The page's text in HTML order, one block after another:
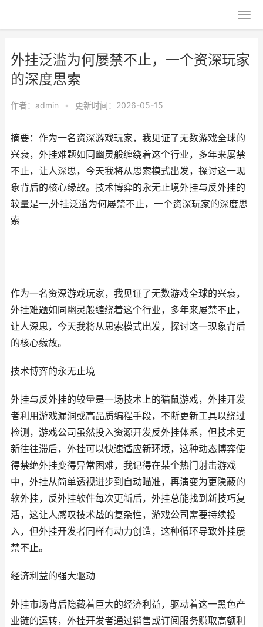
外挂泛滥为何屡禁不止，一个资深玩家
的深度思索
作者： admin • 更新时间：2026-05-15
摘要：作为一名资深游戏玩家，我见证了无数游戏全球的
兴衰，外挂难题如同幽灵般缠绕着这个行业，多年来屡禁
不止，让人深思，今天我将从思索模式出发，探讨这一现
象背后的核心缘故。技术博弈的永无止境外挂与反外挂的
较量是一,外挂泛滥为何屡禁不止，一个资深玩家的深度思
索
作为一名资深游戏玩家，我见证了无数游戏全球的兴衰，
外挂难题如同幽灵般缠绕着这个行业，多年来屡禁不止，
让人深思，今天我将从思索模式出发，探讨这一现象背后
的核心缘故。
技术博弈的永无止境
外挂与反外挂的较量是一场技术上的猫鼠游戏，外挂开发
者利用游戏漏洞或高品质编程手段，不断更新工具以绕过
检测，游戏公司虽然投入资源开发反外挂体系，但技术更
新往往滞后，外挂可以快速适应新环境，这种动态博弈使
得禁绝外挂变得异常困难，我记得在某个热门射击游戏
中，外挂从简单透视进步到自动瞄准，再演变为更隐蔽的
软外挂，反外挂软件每次更新后，外挂总能找到新技巧复
活，这让人感叹技术战的复杂性，游戏公司需要持续投
入，但外挂开发者同样有动力创造，这种循环导致外挂屡
禁不止。
经济利益的强大驱动
外挂市场背后隐藏着巨大的经济利益，驱动着这一黑色产
业链的运转，外挂开发者通过销售或订阅服务赚取高额利